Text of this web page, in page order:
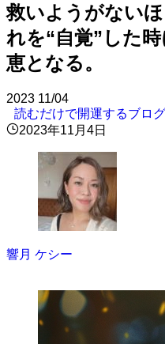
救いようがない
れを“自覚”した
恵となる。
2023 11/04
読むだけで開運するブログ
2023年11月4日
響月 ケシー